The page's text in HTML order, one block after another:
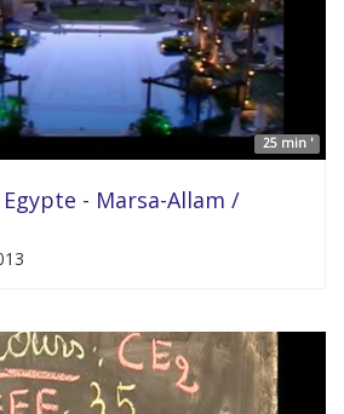
25 min '
- Marsa-Allam /